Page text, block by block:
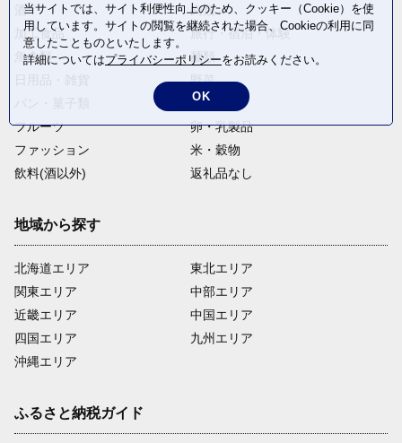
酒
肉類
加工食品
旅行・宿泊・体験
魚介類
麺類
野菜
電化製品
フルーツ
卵・乳製品
ファッション
米・穀物
飲料(酒以外)
返礼品なし
地域から探す
北海道エリア
関東エリア
近畿エリア
四国エリア
沖縄エリア
東北エリア
中部エリア
中国エリア
九州エリア
ふるさと納税ガイド
当サイトでは、サイト利便性向上のため、クッキー（Cookie）を使
用しています。サイトの閲覧を継続された場合、Cookieの利用に同
意したことものといたします。
詳細についてはプライバシーポリシーをお読みください。
OK